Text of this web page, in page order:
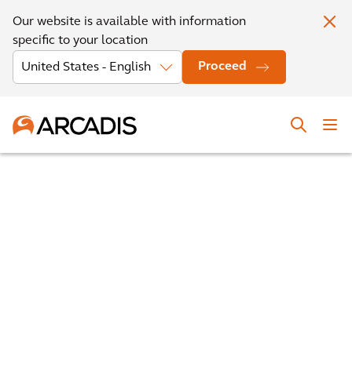
Our website is available with information
specific to your location
Proceed